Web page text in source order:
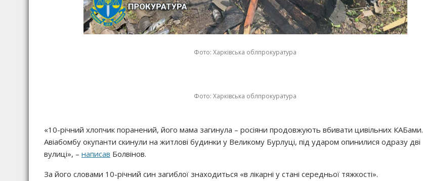
Фото: Харківська облпрокуратура
Фото: Харківська облпрокуратура
«10-річний хлопчик поранений, його мама загинула – росіяни продовжують вбивати цивільних КАБами.
Авіабомбу окупанти скинули на житлові будинки у Великому Бурлуці, під ударом опинилися одразу дві
вулиці», – написав Болвінов.
За його словами 10-річний син загиблої знаходиться «в лікарні у стані середньої тяжкості».